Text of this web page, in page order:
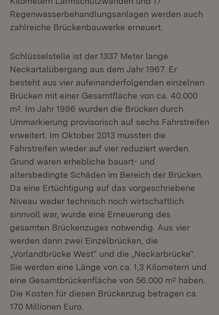
Regenwasserbehandlungsanlagen werden auch
zahlreiche Brückenbauwerke erneuert.
Schlüsselstelle ist der 1337 Meter lange
Neckartalübergang aus dem Jahr 1967. Er
besteht aus vier aufeinanderfolgenden einzelnen
Brücken mit einer Gesamtfläche von ca. 40.000
m². Im Jahr 1996 wurden die Brücken durch
Ummarkierung provisorisch auf sechs Fahrstreifen
erweitert. Im Oktober 2013 mussten die
Fahrstreifen wieder auf vier reduziert werden.
Grund waren erhebliche bauart- und
altersbedingte Schäden im Bereich der Brücken.
Da eine Ertüchtigung auf das vorgeschriebene
Niveau weder technisch noch wirtschaftlich
sinnvoll war, wurde eine Erneuerung des
gesamten Brückenzuges notwendig. Aus vier
werden dann zwei Einzelbrücken, die
„Vorlandbrücke West“ und die „Neckarbrücke“.
Sie werden eine Länge von ca. 1,3 Kilometern und
eine Gesamtbrückenfläche von 56.000 m² haben.
Die Kosten für diesen Brückenzug betragen ca.
170 Millionen Euro.